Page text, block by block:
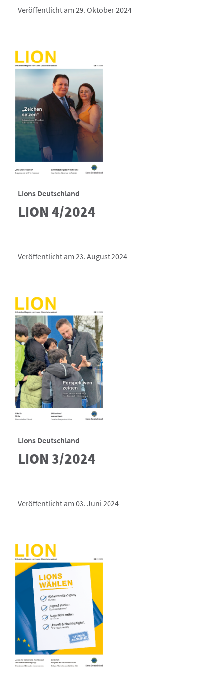
Veröffentlicht am 29. Oktober 2024
Lions Deutschland
LION 4/2024
Veröffentlicht am 23. August 2024
Lions Deutschland
LION 3/2024
Veröffentlicht am 03. Juni 2024